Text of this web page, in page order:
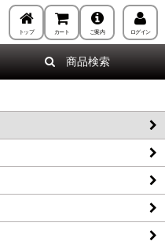
トップ カート ご案内 ログイン
商品検索